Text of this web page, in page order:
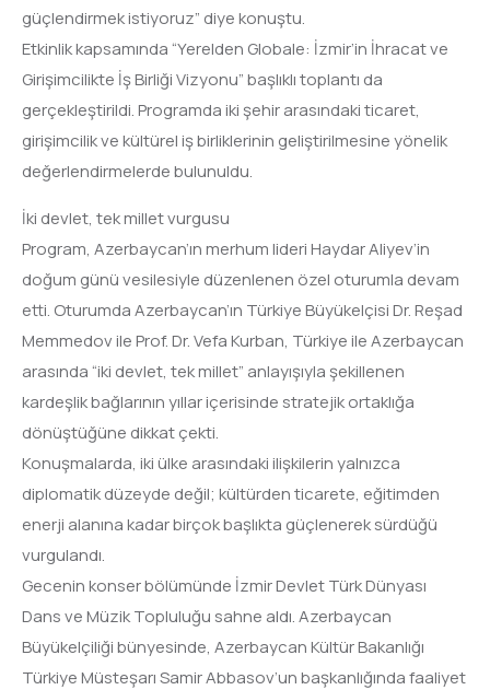
güçlendirmek istiyoruz” diye konuştu.
Etkinlik kapsamında “Yerelden Globale: İzmir’in İhracat ve
Girişimcilikte İş Birliği Vizyonu” başlıklı toplantı da
gerçekleştirildi. Programda iki şehir arasındaki ticaret,
girişimcilik ve kültürel iş birliklerinin geliştirilmesine yönelik
değerlendirmelerde bulunuldu.
İki devlet, tek millet vurgusu
Program, Azerbaycan’ın merhum lideri Haydar Aliyev’in
doğum günü vesilesiyle düzenlenen özel oturumla devam
etti. Oturumda Azerbaycan’ın Türkiye Büyükelçisi Dr. Reşad
Memmedov ile Prof. Dr. Vefa Kurban, Türkiye ile Azerbaycan
arasında “iki devlet, tek millet” anlayışıyla şekillenen
kardeşlik bağlarının yıllar içerisinde stratejik ortaklığa
dönüştüğüne dikkat çekti.
Konuşmalarda, iki ülke arasındaki ilişkilerin yalnızca
diplomatik düzeyde değil; kültürden ticarete, eğitimden
enerji alanına kadar birçok başlıkta güçlenerek sürdüğü
vurgulandı.
Gecenin konser bölümünde İzmir Devlet Türk Dünyası
Dans ve Müzik Topluluğu sahne aldı. Azerbaycan
Büyükelçiliği bünyesinde, Azerbaycan Kültür Bakanlığı
Türkiye Müsteşarı Samir Abbasov’un başkanlığında faaliyet